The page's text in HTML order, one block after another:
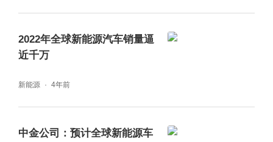
2022年全球新能源汽车销量逼
近千万
新能源 4年前
中金公司：预计全球新能源车